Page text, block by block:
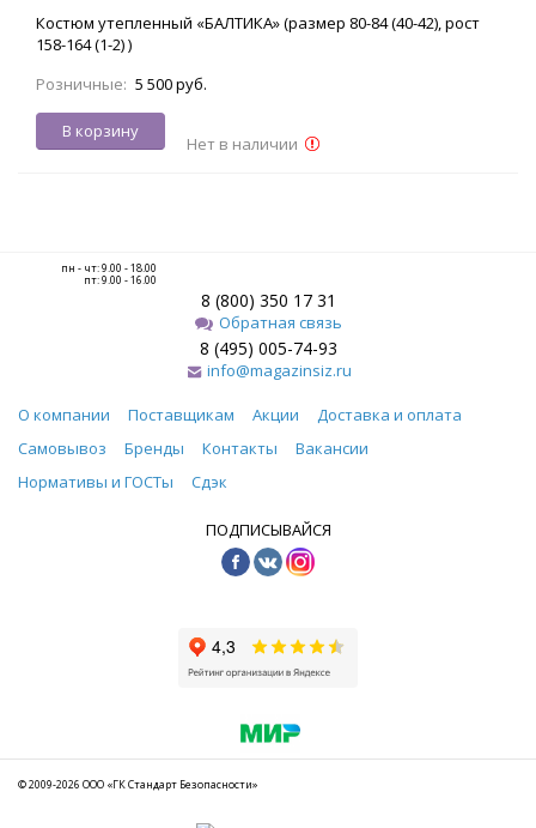
Костюм утепленный «БАЛТИКА» (размер 80-84 (40-42), рост
158-164 (1-2) )
Розничные: 5 500 руб.
В корзину
Нет в наличии
пн - чт: 9.00 - 18.00
пт: 9.00 - 16.00
8 (800) 350 17 31
Обратная связь
8 (495) 005-74-93
info@magazinsiz.ru
О компании Поставщикам Акции
Доставка и оплата
Самовывоз
Бренды Контакты
Вакансии
Нормативы и ГОСТы
Сдэк
ПОДПИСЫВАЙСЯ
© 2009-2026 ООО «ГК Стандарт Безопасности»